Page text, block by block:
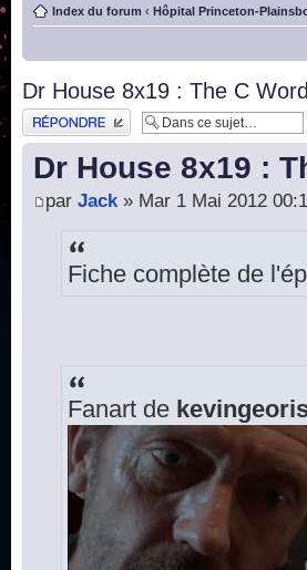
Index du forum ‹ Hôpital Princeton-
Dr House 8x19 : The C Word
Publier une réponse
Dr House 8x19 :
par Jack» Mar 1 Mai 2012
Fiche complète de
Fanart de